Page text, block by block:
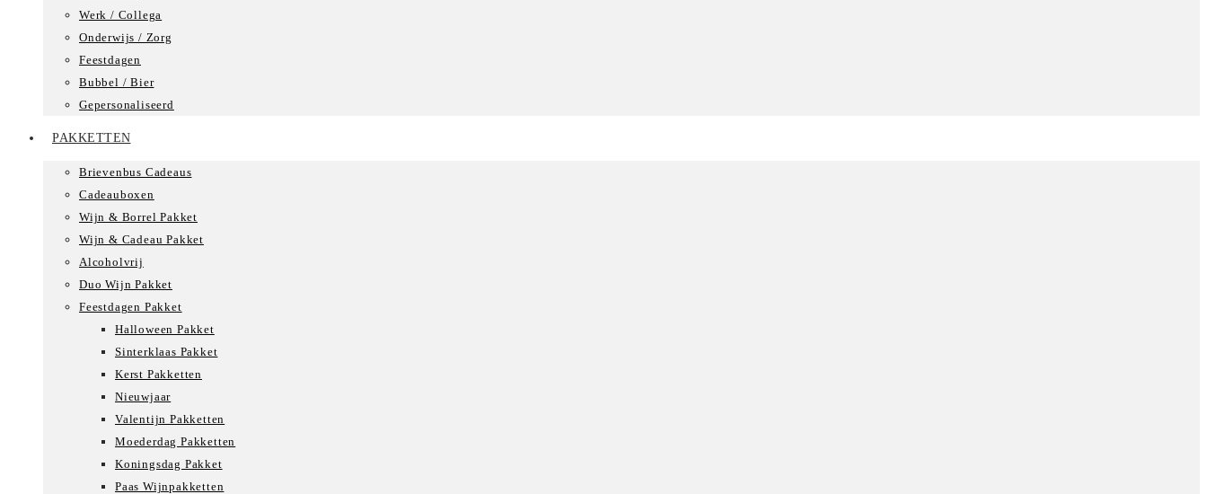
Werk / Collega
Onderwijs / Zorg
Feestdagen
Bubbel / Bier
Gepersonaliseerd
PAKKETTEN
Brievenbus Cadeaus
Cadeauboxen
Wijn & Borrel Pakket
Wijn & Cadeau Pakket
Alcoholvrij
Duo Wijn Pakket
Feestdagen Pakket
Halloween Pakket
Sinterklaas Pakket
Kerst Pakketten
Nieuwjaar
Valentijn Pakketten
Moederdag Pakketten
Koningsdag Pakket
Paas Wijnpakketten